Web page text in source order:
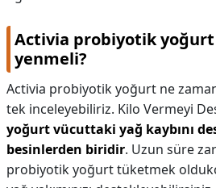
Activia probiyotik yoğurt
yenmeli?
Activia probiyotik yoğurt ne
tek inceleyebiliriz. Kilo Vermeyi
yoğurt vücuttaki yağ kaybını
besinlerden biridir. Uzun süre
probiyotik yoğurt tüketmek